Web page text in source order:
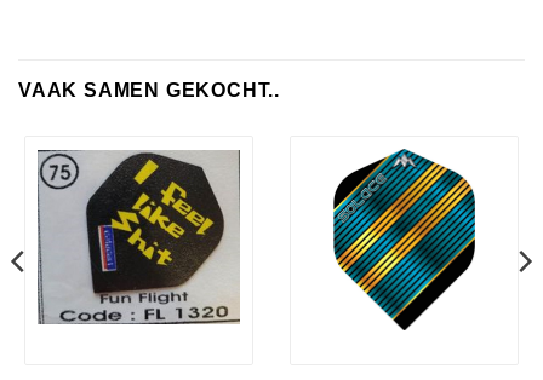
VAAK SAMEN GEKOCHT..